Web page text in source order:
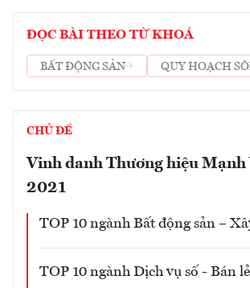
ĐỌC BÀI THEO TỪ KHOÁ
BẤT ĐỘNG SẢN QUY HOẠCH
CHỦ ĐỀ
Vinh danh Thương hiệu Mạnh
2021
TOP 10 ngành Bất động sản –
TOP 10 ngành Dịch vụ số - Bán lẻ